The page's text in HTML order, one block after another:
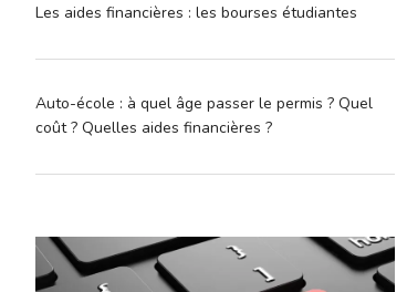
Les aides financières : les bourses étudiantes
Auto-école : à quel âge passer le permis ? Quel
coût ? Quelles aides financières ?